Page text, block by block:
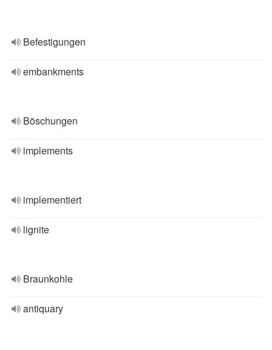
Befestigungen
embankments
Böschungen
implements
implementiert
lignite
Braunkohle
antiquary